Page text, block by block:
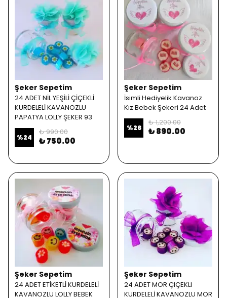
Şeker Sepetim
24 ADET NİL YEŞİLİ ÇİÇEKLİ
KURDELELİ KAVANOZLU
PAPATYA LOLLY ŞEKER 93
%24
₺ 990.00
₺ 750.00
Şeker Sepetim
İsimli Hediyelik Kavanoz
Kız Bebek Şekeri 24 Adet
%26
₺ 1,200.00
₺ 890.00
Şeker Sepetim
24 ADET ETİKETLİ KURDELELİ
KAVANOZLU LOLLY BEBEK
Şeker Sepetim
24 ADET MOR ÇIÇEKLI
KURDELELİ KAVANOZLU MOR